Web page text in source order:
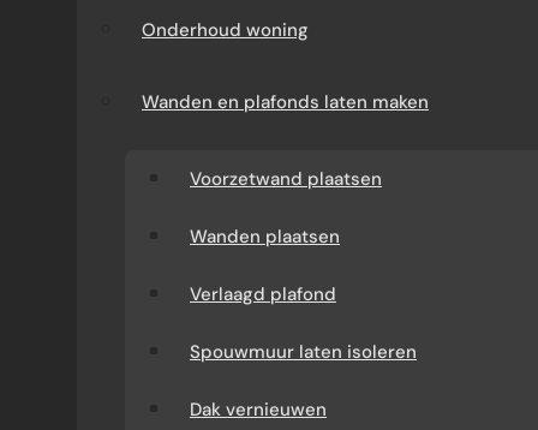
Onderhoud woning
Wanden en plafonds laten maken
Voorzetwand plaatsen
Wanden plaatsen
Verlaagd plafond
Spouwmuur laten isoleren
Dak vernieuwen